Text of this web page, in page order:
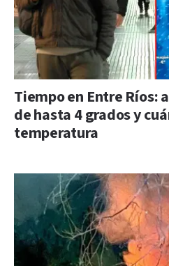
Tiempo en Entre Ríos:
de hasta 4 grados y
temperatura